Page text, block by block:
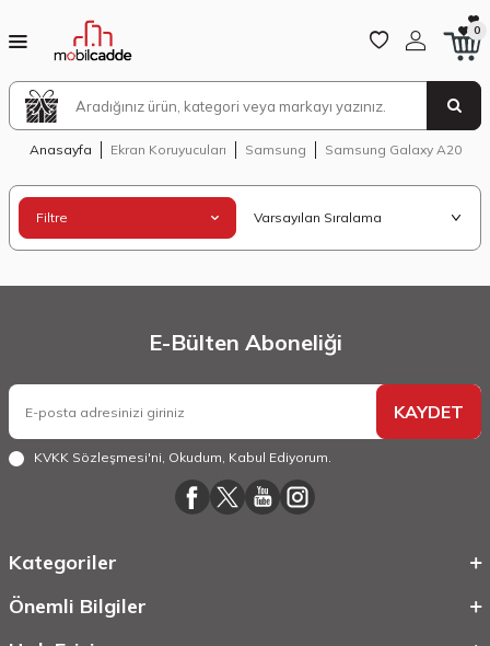
0
Anasayfa Ekran Koruyucuları Samsung Samsung Galaxy A20
Filtre
E-Bülten Aboneliği
KAYDET
KVKK Sözleşmesi'ni, Okudum, Kabul Ediyorum.
Kategoriler
Önemli Bilgiler